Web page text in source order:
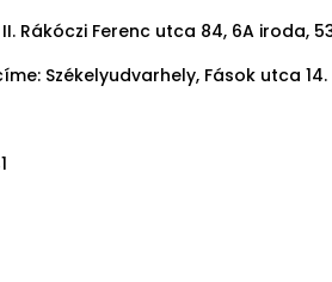
Rákóczi Ferenc utca 84, 6A iroda,
Székelyudvarhely, Fások utca